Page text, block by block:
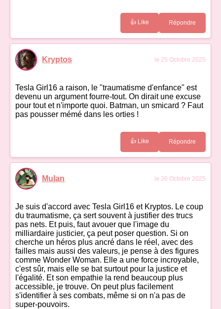
👍 Like Répondre
Kryptos le 25 Octobre 2025
Tesla Girl16 a raison, le "traumatisme d'enfance" est
devenu un argument fourre-tout. On dirait une excuse
pour tout et n'importe quoi. Batman, un smicard ? Faut
pas pousser mémé dans les orties !
👍 Like Répondre
Mulan le 26 Octobre 2025
Je suis d'accord avec Tesla Girl16 et Kryptos. Le coup
du traumatisme, ça sert souvent à justifier des trucs
pas nets. Et puis, faut avouer que l'image du
milliardaire justicier, ça peut poser question. Si on
cherche un héros plus ancré dans le réel, avec des
failles mais aussi des valeurs, je pense à des figures
comme Wonder Woman. Elle a une force incroyable,
c'est sûr, mais elle se bat surtout pour la justice et
l'égalité. Et son empathie la rend beaucoup plus
accessible, je trouve. On peut plus facilement
s'identifier à ses combats, même si on n'a pas de
super-pouvoirs.